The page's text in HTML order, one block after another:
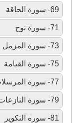
69- سورة الحاقة
71- سورة نوح
73- سورة المزمل
75- سورة القيامة
77- سورة المرسلات
79- سورة النازعات
81- سورة التكوير